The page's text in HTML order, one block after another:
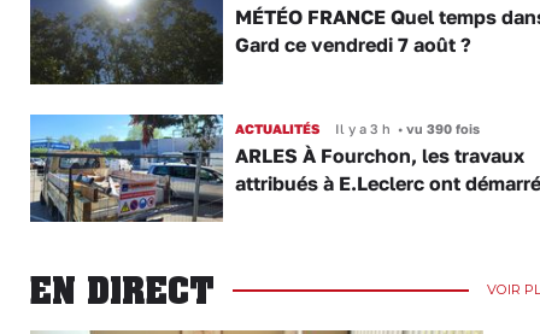
MÉTÉO FRANCE Quel temps
Gard ce vendredi 7 août ?
ACTUALITÉS Il y a 3 h •vu 390 fois
ARLES À Fourchon, les travaux
attribués à E.Leclerc ont démarré
EN DIRECT VOIR